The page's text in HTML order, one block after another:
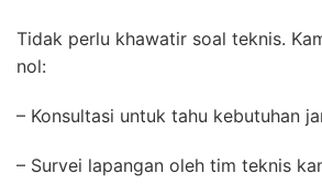
Tidak perlu khawatir soal teknis.
nol:
– Konsultasi untuk tahu kebutuhan
– Survei lapangan oleh tim teknis